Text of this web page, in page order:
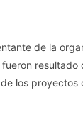
de la
resultado
los proyectos